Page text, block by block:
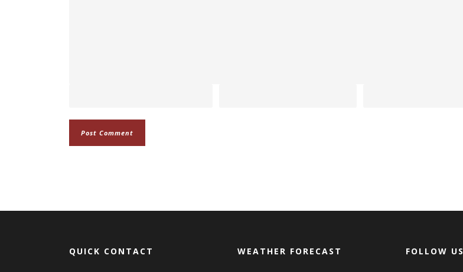
QUICK CONTACT WEATHER FORECAST FOLLOW US